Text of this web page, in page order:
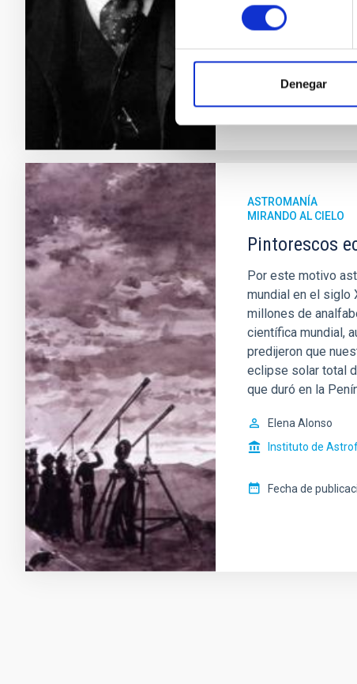
consentimiento
Denegar
Instituto de
Fecha de
ASTROMANÍA
MIRANDO AL CIELO
Pintorescos
Por este motivo
mundial en el siglo
millones de
científica mundial,
predijeron que
eclipse solar total
que duró en la
Elena Alonso
Instituto de
Fecha de